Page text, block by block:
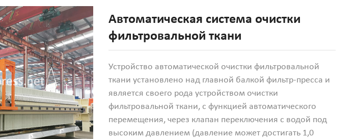
Автоматическая система очистки
фильтровальной ткани
Устройство автоматической очистки фильтровальной
ткани установлено над главной балкой фильтр-пресса и
является своего рода устройством очистки
фильтровальной ткани, с функцией автоматического
перемещения, через клапан переключения с водой под
высоким давлением (давление может достигать 1,0